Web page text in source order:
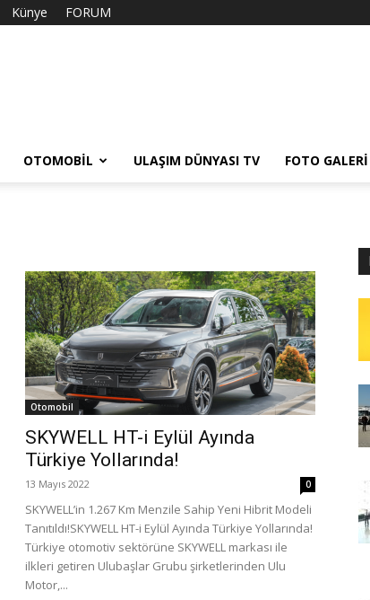
Künye FORUM
OTOMOBIL ULAŞIM DÜNYASI TV FOTO GALERI
Otomobil
SKYWELL HT-i Eylül Ayında
Türkiye Yollarında!
13 Mayıs 2022 0
SKYWELL’in 1.267 Km Menzile Sahip Yeni Hibrit Modeli
Tanıtıldı!SKYWELL HT-i Eylül Ayında Türkiye Yollarında!
Türkiye otomotiv sektörüne SKYWELL markası ile
ilkleri getiren Ulubaşlar Grubu şirketlerinden Ulu
Motor,...